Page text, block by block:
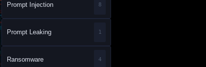
Prompt Injection 8
Prompt Leaking 1
Ransomware 4